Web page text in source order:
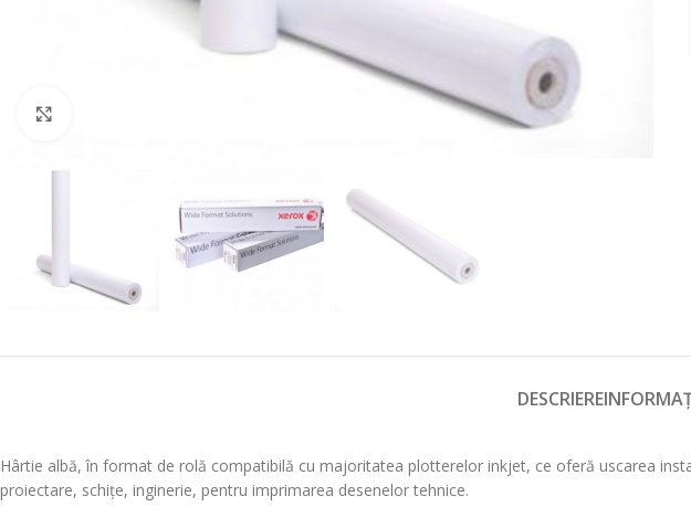
DESCRIERE
Hârtie albă, în format de rolă compatibilă cu majoritatea plotterelor inkjet, ce oferă uscarea
proiectare, schițe, inginerie, pentru imprimarea desenelor tehnice.